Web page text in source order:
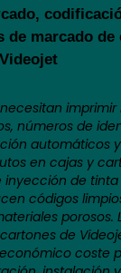
de marcado de
números de
automáticos
en cajas y
inyección de
códigos
porosos.
de
coste